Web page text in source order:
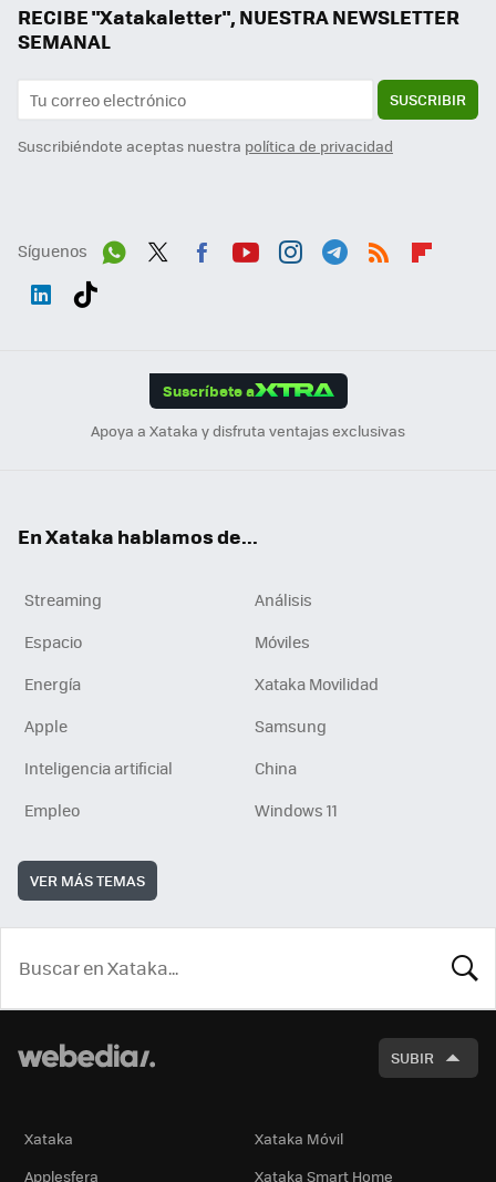
RECIBE "Xatakaletter", NUESTRA NEWSLETTER
SEMANAL
SUSCRIBIR
Suscribiéndote aceptas nuestra política de privacidad
Síguenos
Suscríbete a
Apoya a Xataka y disfruta ventajas exclusivas
En Xataka hablamos de...
Streaming
Análisis
Espacio
Móviles
Energía
Xataka Movilidad
Apple
Samsung
Inteligencia artificial
China
Empleo
Windows 11
VER MÁS TEMAS
SUBIR
Xataka
Xataka Móvil
Applesfera
Xataka Smart Home